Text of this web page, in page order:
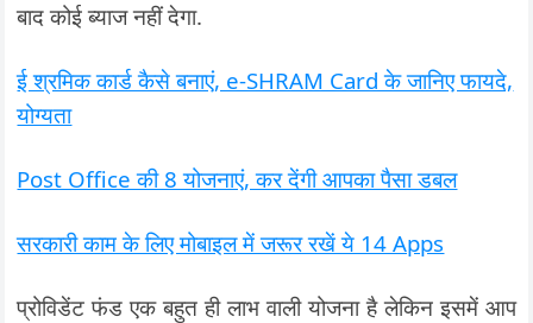
बाद कोई ब्याज नहीं देगा.
ई श्रमिक कार्ड कैसे बनाएं, e-SHRAM Card के जानिए फायदे,
योग्यता
Post Office की 8 योजनाएं, कर देंगी आपका पैसा डबल
सरकारी काम के लिए मोबाइल में जरूर रखें ये 14 Apps
प्रोविडेंट फंड एक बहुत ही लाभ वाली योजना है लेकिन इसमें आप